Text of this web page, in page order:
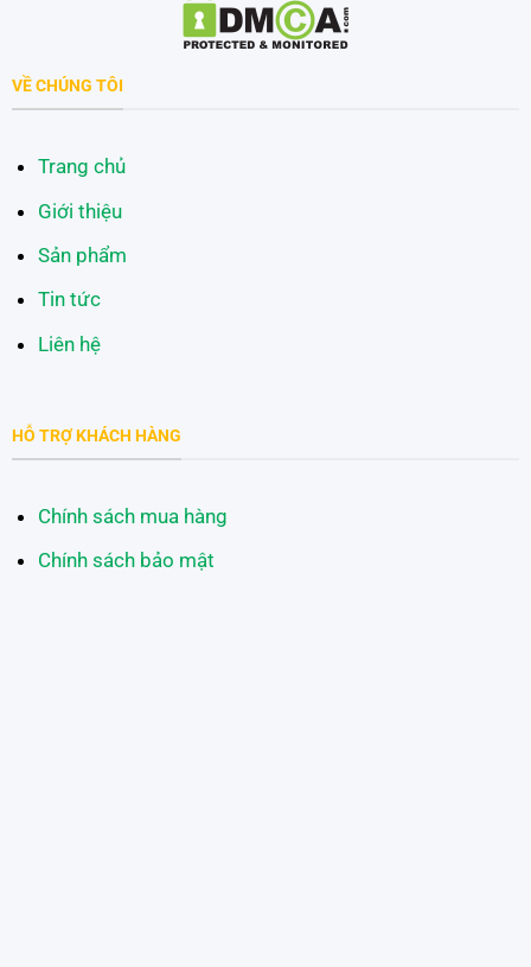
VỀ CHÚNG TÔI
Trang chủ
Giới thiệu
Sản phẩm
Tin tức
Liên hệ
HỖ TRỢ KHÁCH HÀNG
Chính sách mua hàng
Chính sách bảo mật